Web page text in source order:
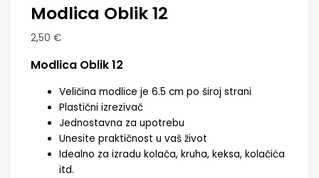
Modlica Oblik 12
2,50 €
Modlica Oblik 12
Veličina modlice je 6.5 cm po široj strani
Plastični izrezivač
Jednostavna za upotrebu
Unesite praktičnost u vaš život
Idealno za izradu kolača, kruha, keksa, kolačića
itd.